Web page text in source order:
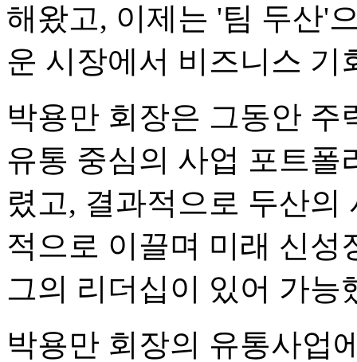
해왔고, 이제는 '팀 두산'
운 시장에서 비즈니스
박용만 회장은 그동안
유통 중심의 사업 포트폴
렸고, 결과적으로 두산
적으로 이끌며 미래 신성
그의 리더십이 있어 가능
박용만 회장의 유통사업